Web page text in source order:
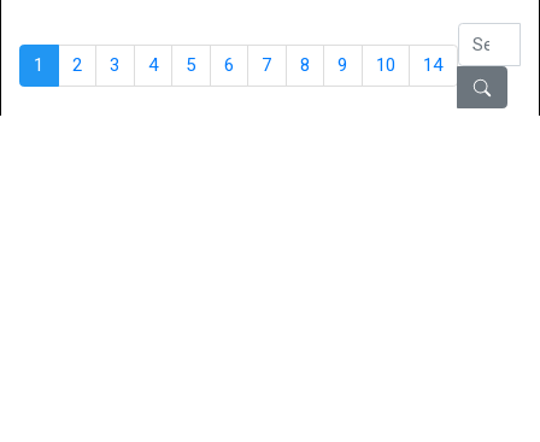
1 2 3 4 5 6 7 8 9 10 14